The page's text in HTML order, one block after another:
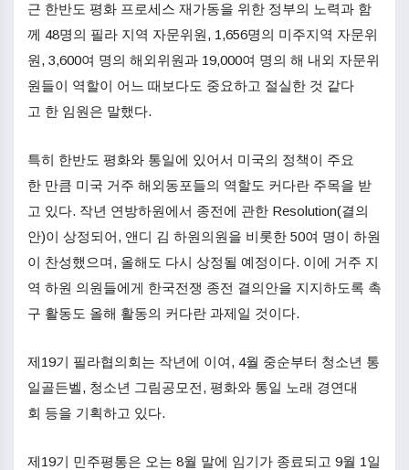
근 한반도 평화 프로세스 재가동을 위한 정부의 노력과 함
께 48명의 필라 지역 자문위원, 1,656명의 미주지역 자문위
원, 3,600여 명의 해외위원과 19,000여 명의 해 내외 자문위
원들이 역할이 어느 때보다도 중요하고 절실한 것 같다
고 한 임원은 말했다.
특히 한반도 평화와 통일에 있어서 미국의 정책이 주요
한 만큼 미국 거주 해외동포들의 역할도 커다란 주목을 받
고 있다. 작년 연방하원에서 종전에 관한 Resolution(결의
안)이 상정되어, 앤디 김 하원의원을 비롯한 50여 명이 하원
이 찬성했으며, 올해도 다시 상정될 예정이다. 이에 거주 지
역 하원 의원들에게 한국전쟁 종전 결의안을 지지하도록 촉
구 활동도 올해 활동의 커다란 과제일 것이다.
제19기 필라협의회는 작년에 이여, 4월 중순부터 청소년 통
일골든벨, 청소년 그림공모전, 평화와 통일 노래 경연대
회 등을 기획하고 있다.
제19기 민주평통은 오는 8월 말에 임기가 종료되고 9월 1일